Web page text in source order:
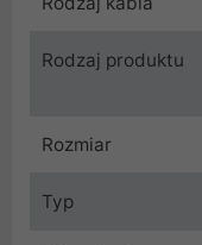
Rodzaj produktu
Rozmiar
Typ